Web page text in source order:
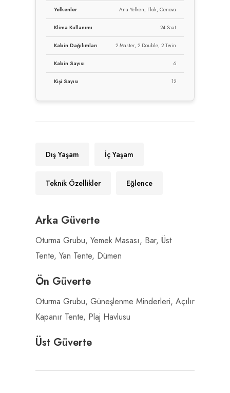
Yelkenler Ana Yelken, Flok, Cenova
Klima Kullanımı 24 Saat
Kabin Dağılımları 2 Master, 2 Double, 2 Twin
Kabin Sayısı 6
Kişi Sayısı 12
Dış Yaşam İç Yaşam
Teknik Özellikler Eğlence
Arka Güverte
Oturma Grubu, Yemek Masası, Bar, Üst
Tente, Yan Tente, Dümen
Ön Güverte
Oturma Grubu, Güneşlenme Minderleri, Açılır
Kapanır Tente, Plaj Havlusu
Üst Güverte